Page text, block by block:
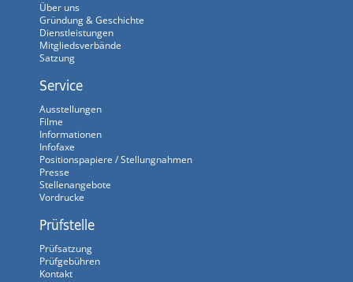
Über uns
Gründung & Geschichte
Dienstleistungen
Mitgliedsverbände
Satzung
Service
Ausstellungen
Filme
Informationen
Infofaxe
Positionspapiere / Stellungnahmen
Presse
Stellenangebote
Vordrucke
Prüfstelle
Prüfsatzung
Prüfgebühren
Kontakt